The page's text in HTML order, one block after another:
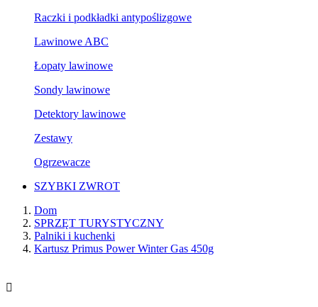
Raczki i podkładki antypoślizgowe
Lawinowe ABC
Łopaty lawinowe
Sondy lawinowe
Detektory lawinowe
Zestawy
Ogrzewacze
SZYBKI ZWROT
Dom
SPRZĘT TURYSTYCZNY
Palniki i kuchenki
Kartusz Primus Power Winter Gas 450g
